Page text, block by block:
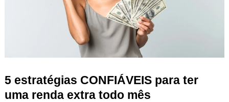
5 estratégias CONFIÁVEIS para ter
uma renda extra todo mês